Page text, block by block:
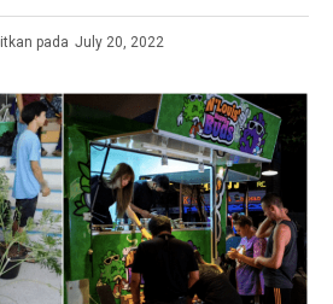
pada July 20, 2022